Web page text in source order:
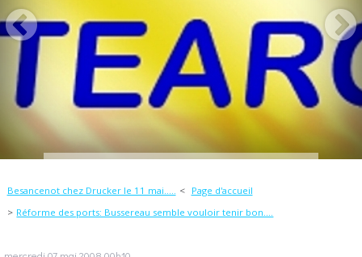
Besancenot chez Drucker le 11 mai.....
Page d'accueil
Réforme des ports: Bussereau semble vouloir tenir bon....